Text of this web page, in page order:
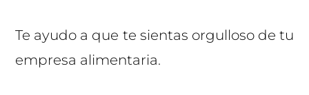
Te ayudo a que te sientas orgulloso de tu
empresa alimentaria.